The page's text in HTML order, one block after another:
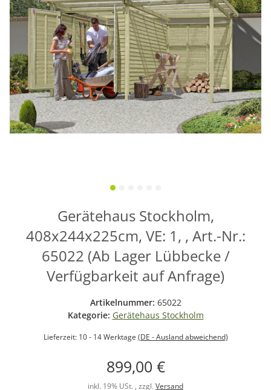
Gerätehaus Stockholm,
408x244x225cm, VE: 1, , Art.-Nr.:
65022 (Ab Lager Lübbecke /
Verfügbarkeit auf Anfrage)
Artikelnummer: 65022
Kategorie: Gerätehaus Stockholm
Lieferzeit: 10 - 14 Werktage (DE - Ausland abweichend)
899,00 €
inkl. 19% USt. , zzgl. Versand